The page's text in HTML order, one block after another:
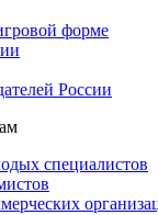
форме
России
специалистов